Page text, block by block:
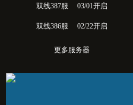
双线387服 03/01开启
双线386服 02/22开启
更多服务器